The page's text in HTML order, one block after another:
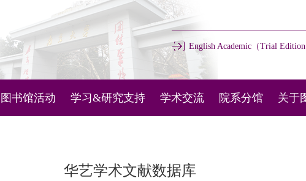
English Academic（Trial Edition
图书馆活动 学习&研究支持
知识产权信息服务
学术交流
内部交流
院系分馆 关于
华艺学术文献数据库